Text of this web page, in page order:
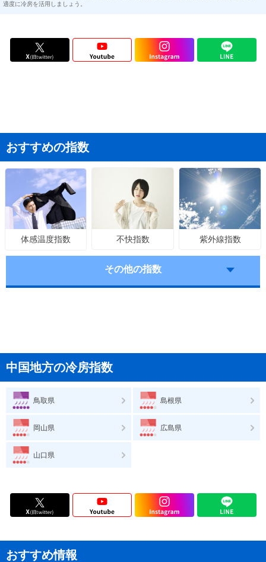
適度に冷房を活用しましょう。
おすすめの指数
体感温度指数 不快指数 紫外線指数
その他の指数
中国地方の冷房指数
鳥取県 島根県
岡山県 広島県
山口県
おすすめ情報